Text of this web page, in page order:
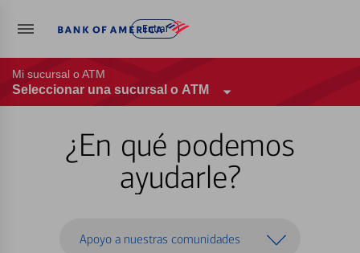
Entrar
Mi sucursal o ATM
Seleccionar una sucursal o ATM
¿En qué podemos
ayudarle?
Apoyo a nuestras comunidades